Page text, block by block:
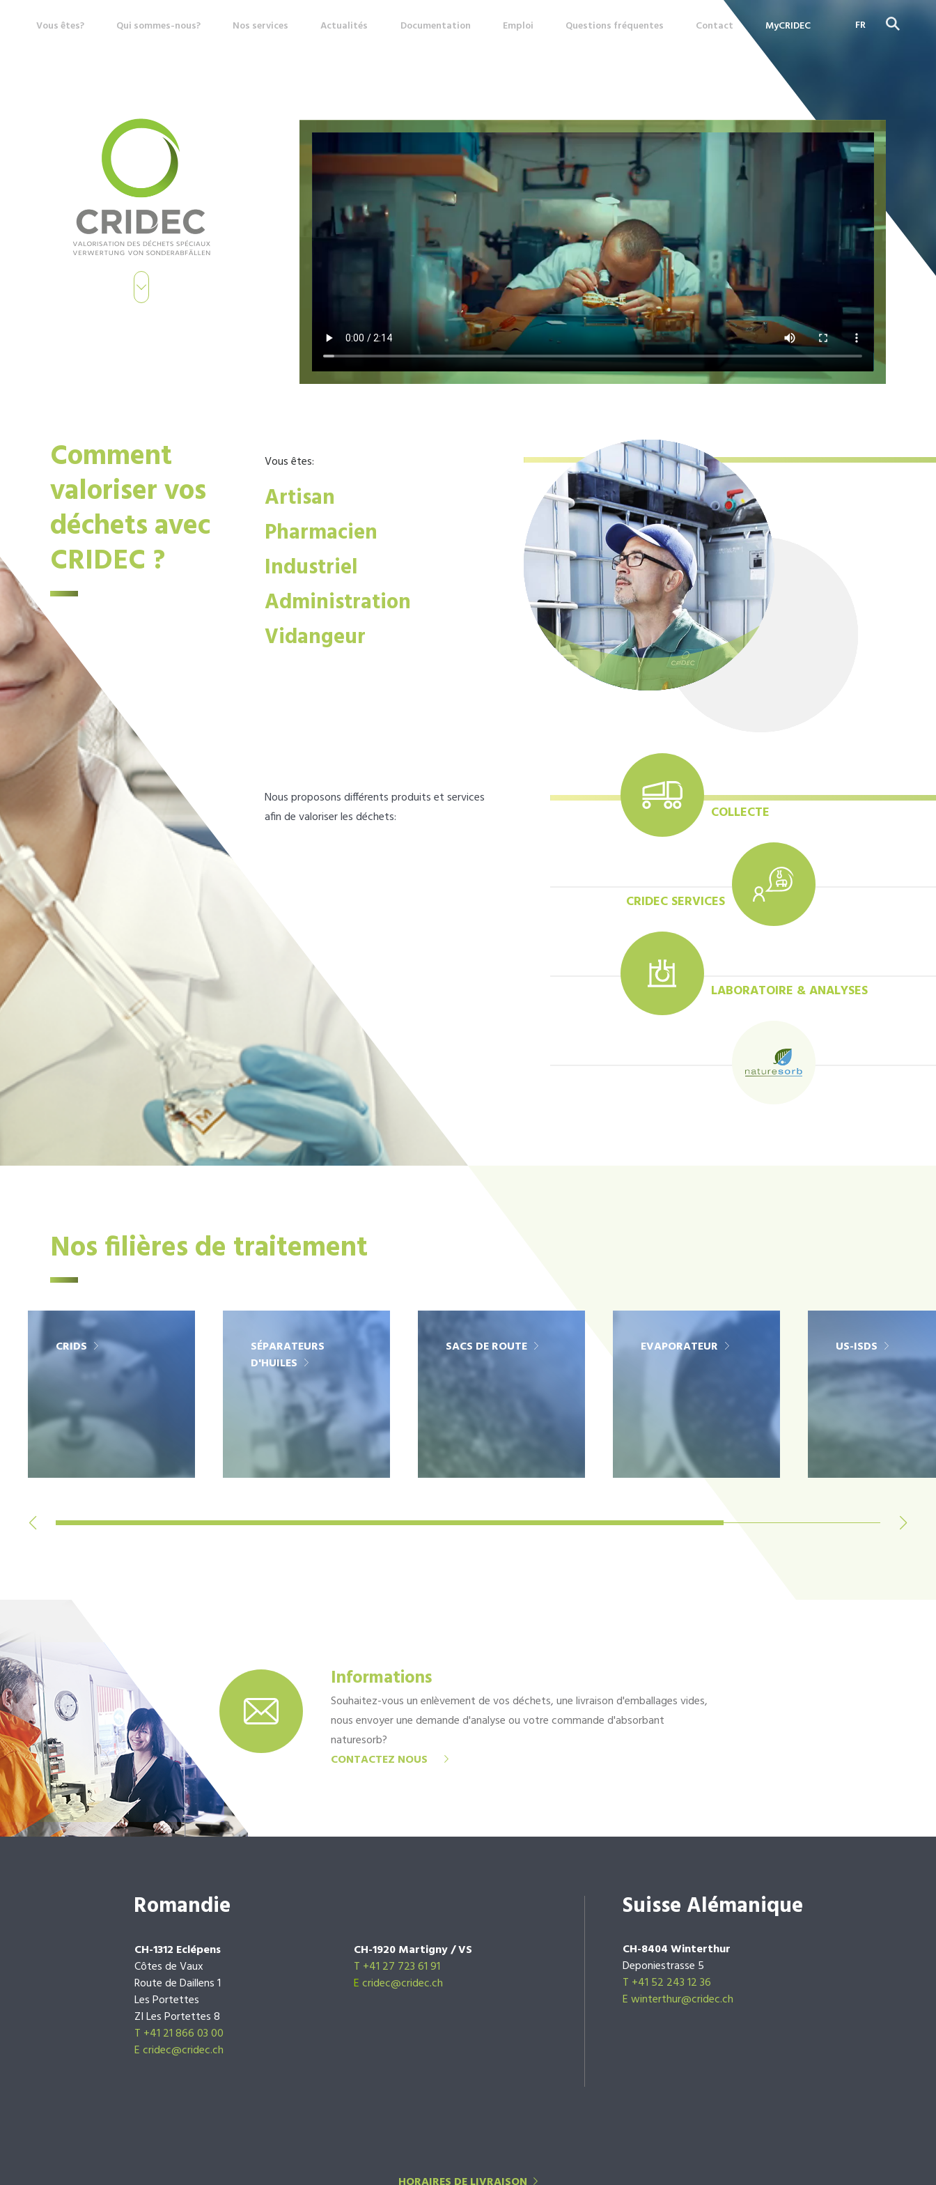
Vous êtes? Qui sommes-nous? Nos services Actualités Documentation Emploi Questions fréquentes Contact MyCRIDEC
FR
Comment
valoriser vos
déchets avec
CRIDEC ?
Vous êtes:
Artisan
Pharmacien
Industriel
Administration
Vidangeur
Nous proposons différents produits et services
afin de valoriser les déchets:
COLLECTE
CRIDEC SERVICES
LABORATOIRE & ANALYSES
Nos filières de traitement
CRIDS
SÉPARATEURS
D'HUILES
SACS DE ROUTE EVAPORATEUR US-ISDS
Informations
Souhaitez-vous un enlèvement de vos déchets, une livraison d'emballages vides,
nous envoyer une demande d'analyse ou votre commande d'absorbant
naturesorb?
CONTACTEZ NOUS
Romandie
CH-1312 Eclépens
Côtes de Vaux
Route de Daillens 1
Les Portettes
ZI Les Portettes 8
T +41 21 866 03 00
Ecridec@cridec.ch
CH-1920 Martigny / VS
T +41 27 723 61 91
Ecridec@cridec.ch
Suisse Alémanique
CH-8404 Winterthur
Deponiestrasse 5
T +41 52 243 12 36
E winterthur@cridec.ch